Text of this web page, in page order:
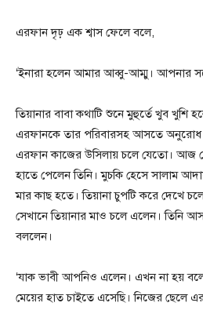
এরফান দৃঢ় এক শ্বাস ফেলে বলে,
‘ইনারা হলেন আমার আব্বু-আম্মু। আপনার
তিয়ানার বাবা কথাটি শুনে মুহুর্তে খুব খুশি
এরফানকে তার পরিবারসহ আসতে অনুরোধ
এরফান কাজের উসিলায় চলে যেতো। আজ
হাতে পেলেন তিনি। মুচকি হেসে সালাম
মার কাছ হতে। তিয়ানা চুপটি করে দেখে
সেখানে তিয়ানার মাও চলে এলেন। তিনি
বললেন।
‘যাক ভাবী আপনিও এলেন। এখন না হয়
মেয়ের হাত চাইতে এসেছি। নিজের ছেলে